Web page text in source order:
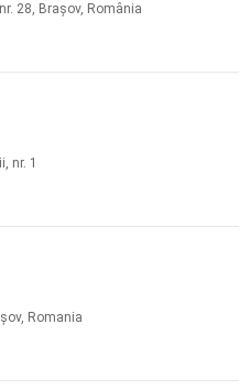
28, Brașov, România
nr. 1
Romania